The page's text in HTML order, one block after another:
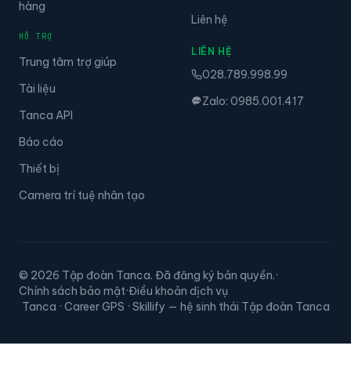
hàng
HỖ TRỢ
Trung tâm trợ giúp
Tài liệu
Tanca API
Báo cáo
Thiết bị
Camera trí tuệ nhân tạo
Liên hệ
LIÊN HỆ
028.789.998.99
Zalo: 0985.001.417
© 2026 Tập đoàn Tanca. Đã đăng ký bản quyền.·
Chính sách bảo mật·Điều khoản dịch vụ
Tanca · Career GPS · Skillify — hệ sinh thái Tập đoàn Tanca